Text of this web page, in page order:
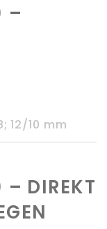
–
12/10 mm
– DIREKT